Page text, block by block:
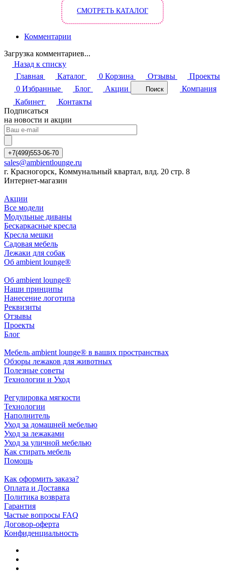
СМОТРЕТЬ КАТАЛОГ
Комментарии
Загрузка комментариев...
Назад к списку
Главная
Каталог 0 Корзина Отзывы
Проекты
0 Избранные Блог Акции Поиск
Компания
Кабинет
Контакты
Подписаться
на новости и акции
+7(499)553-06-70
sales@ambientlounge.ru
г. Красногорск, Коммунальный квартал, влд. 20 стр. 8
Интернет-магазин
Акции
Все модели
Модульные диваны
Бескаркасные кресла
Кресла мешки
Садовая мебель
Лежаки для собак
Об ambient lounge®
Oб ambient lounge®
Наши принципы
Нанесение логотипа
Реквизиты
Отзывы
Проекты
Блог
Мебель ambient lounge® в ваших пространствах
Обзоры лежаков для животных
Полезные советы
Технологии и Уход
Регулировка мягкости
Технологии
Наполнитель
Уход за домашней мебелью
Уход за лежаками
Уход за уличной мебелью
Как стирать мебель
Помощь
Как оформить заказа?
Оплата и Доставка
Политика возврата
Гарантия
Частые вопросы FAQ
Договор-оферта
Конфиденциальность